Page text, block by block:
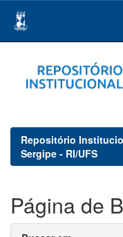
navigation
Repositório
Sergipe - RI/UFS
Página de